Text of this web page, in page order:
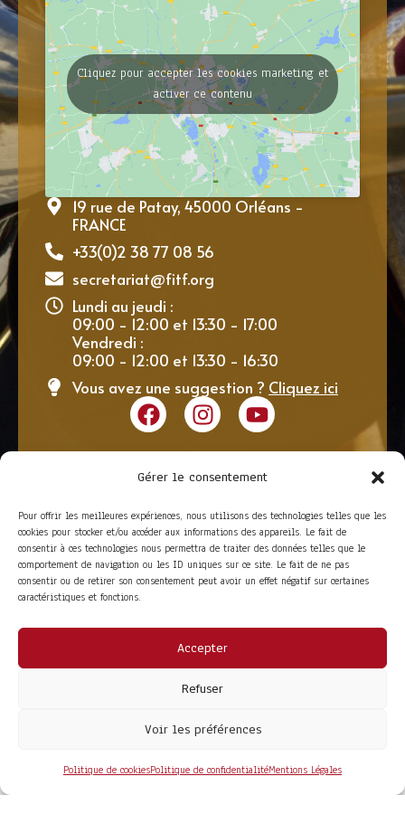
Gérer le consentement
Pour offrir les meilleures expériences, nous utilisons des technologies telles que les
cookies pour stocker et/ou accéder aux informations des appareils. Le fait de
consentir à ces technologies nous permettra de traiter des données telles que le
comportement de navigation ou les ID uniques sur ce site. Le fait de ne pas
consentir ou de retirer son consentement peut avoir un effet négatif sur certaines
caractéristiques et fonctions.
Accepter
Refuser
Voir les préférences
Politique de cookiesPolitique de confidentialitéMentions Légales
Cliquez pour accepter les cookies marketing et
activer ce contenu
19 rue de Patay, 45000 Orléans -
FRANCE
+33(0)2 38 77 08 56
secretariat@fitf.org
Lundi au jeudi :
09:00 - 12:00 et 13:30 - 17:00
Vendredi :
09:00 - 12:00 et 13:30 - 16:30
Vous avez une suggestion ? Cliquez ici
Adhérer
Conditions Générales de Vente
Mentions Légales